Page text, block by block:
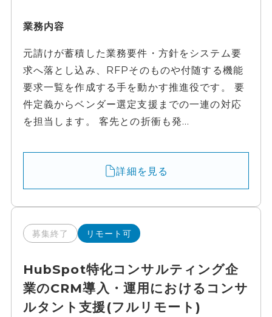
業務内容
元請けが蓄積した業務要件・方針をシステム要
求へ落とし込み、RFPそのものや付随する機能
要求一覧を作成する手を動かす推進役です。 要
件定義からベンダー選定支援までの一連の対応
を担当します。 客先との折衝も発...
詳細を見る
募集終了 リモート可
HubSpot特化コンサルティング企
業のCRM導入・運用におけるコンサ
ルタント支援(フルリモート)